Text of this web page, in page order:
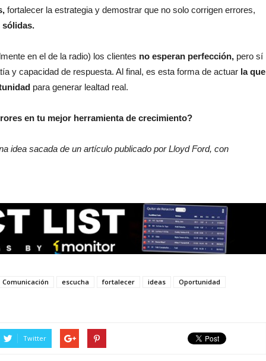
fortalecer la estrategia y demostrar que no solo corrigen errores,
sólidas.
en el de la radio) los clientes no esperan perfección, pero sí
y capacidad de respuesta. Al final, es esta forma de actuar la que
para generar lealtad real.
en tu mejor herramienta de crecimiento?
idea sacada de un artículo publicado por Lloyd Ford, con
Comunicación escucha fortalecer ideas
Oportunidad
Twitter